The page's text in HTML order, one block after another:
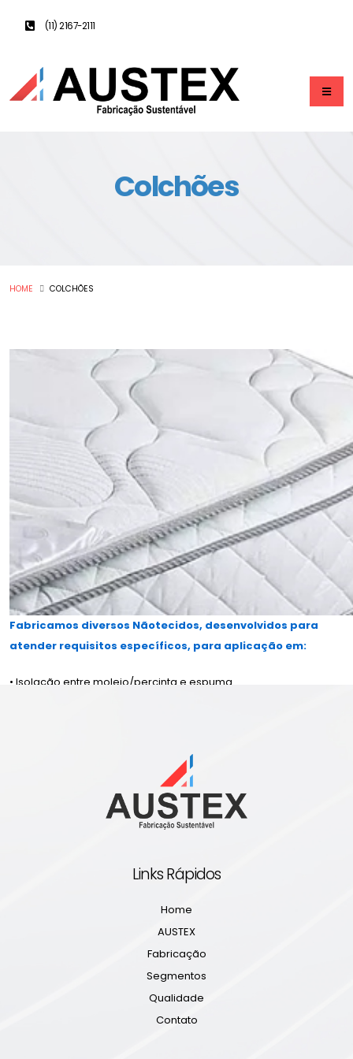
(11) 2167-2111
Colchões
HOME COLCHÕES
Fabricamos diversos Nãotecidos, desenvolvidos para
atender requisitos específicos, para aplicação em:
• Isolação entre molejo/percinta e espuma
Links Rápidos
Home
AUSTEX
Fabricação
Segmentos
Qualidade
Contato